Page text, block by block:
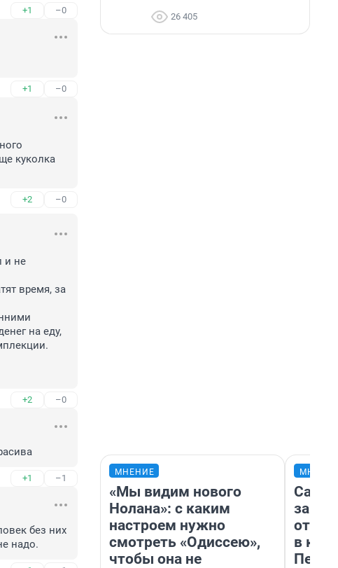
+1 –0
+1 –0
куколка
+2 –0
и не
время, за
на еду,
+2 –0
+1 –1
без них
надо.
26 405
МНЕНИЕ
«Мы видим нового
Нолана»: с каким
настроем нужно
смотреть «Одиссею»,
чтобы она не
в